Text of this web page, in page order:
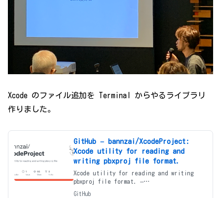
Xcode のファイル追加を Terminal からやるライブラリ
作りました。
GitHub – bannzai/XcodeProject:
Xcode utility for reading and
writing pbxproj file format.
Xcode utility for reading and writing
pbxproj file format. –
GitHub